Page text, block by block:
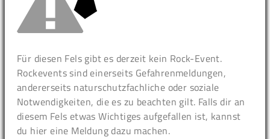
Für diesen Fels gibt es derzeit kein Rock-Event.
Rockevents sind einerseits Gefahrenmeldungen,
andererseits naturschutzfachliche oder soziale
Notwendigkeiten, die es zu beachten gilt. Falls dir an
diesem Fels etwas Wichtiges aufgefallen ist, kannst
du hier eine Meldung dazu machen.